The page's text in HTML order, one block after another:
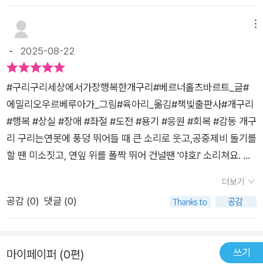
리구리를 꼭 만나보시길......
닌 내가 가지고 있는 것에서 오는 것임을행복은 완전한 모양을 하
고 있는 것이 아닌 불완전에도 깃들어 있음을 얘기해주고 있어요.
새는 구리의 발가락 세 개를 덥석 먹어 치웠어요.”둘째랑 이 문장
이 너무 궁금하지만 선뜻 넘길 수 없는 그 기분을 아시나요? “그
날부터 구리는 행복하지 않았어요.” 잃어버려서 불완전한 신체의
일부잃어버린 발가락 때문에...잃어버린 발가락 때문에...자신에
게 없는 것에 대한 집착으로 구리의 슬픔은 커져만 갑니다. 과연
유쾌한 구리구리로 돌아올 수 있을까요?어떻게 돌아올까요? 힌
트는?‘흐음, 낯설지 않은 녀석이군. 어디 남은 발가락마저 해치워
볼까?’익살스런 이 문장! 작가님 정말 유쾌하신 분이더라고요! 저
들도 울퉁불퉁 불규칙적인데요, 오히려 그런 시각적 효과들이 문
장이 주는 재미와 더해지더라고요. 정말 온 마음을 다해 웃음을
- 2025-08-22
#구리구리세상에서가장행복한개구리#베르너홀츠바르트_글#
에밀리오우르베루아가_그림#육아리_옮김#책빛출판사#개구리
#행복 #상실 #장애 #좌절 #도전 #용기 #응원 #회복 #감동 개구
리 구리는연못에 풍덩 뛰어들 때 큰 소리로 웃고,공중제비 돌기를
할 땐 미소짓고, 연잎 위를 폴짝 뛰어 건널땐 '야호!' 소리쳐요. 구
와 마주쳤고,황새는 구리의 발가락 세 개를 먹어 버렸어요ㅜ그날
부터 구리는 행복하지 않아요.구리는 세 개의 발가락과 함께 사라
진 행복을다시 찾을 수 있을까요?내가 좋아하는 그림책 #누가내
머리에똥쌌어 의베르너 홀츠바르트 작가님의 그림책.완벽하지
않아도 행복할 수 있다.늘 외모에 자신이 없던 '나'에게 용기를 주
더보기
공감 (0) 댓글 (0)
마이페이퍼 (0편) 쓰기